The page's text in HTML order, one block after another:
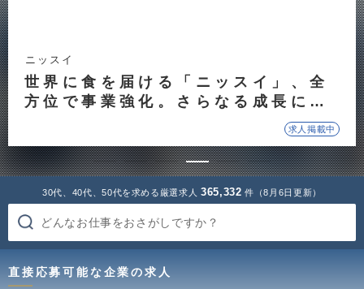
ニッスイ
世界に食を届ける「ニッスイ」、全
方位で事業強化。さらなる成長に向
けて管理部門や営業部門で人財募求人掲載中
30代、40代、50代を求める厳選求人 365,332 件（8月6日更新）
どんなお仕事をおさがしですか？
直接応募可能な企業の求人